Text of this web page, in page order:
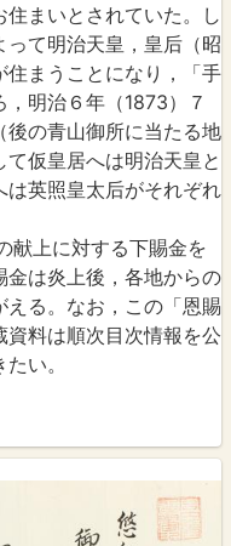
まいとされていた。し
て明治天皇，皇后（昭
まうことになり，「手
明治６年（1873）７
後の青山御所に当たる地
仮皇居へは明治天皇と
は英照皇太后がそれぞれ
献上に対する下賜金を
は炎上後，各地からの
る。なお，この「恩賜
料は順次目次情報を公
い。